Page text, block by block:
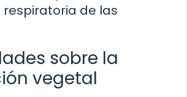
de las
sobre la
vegetal